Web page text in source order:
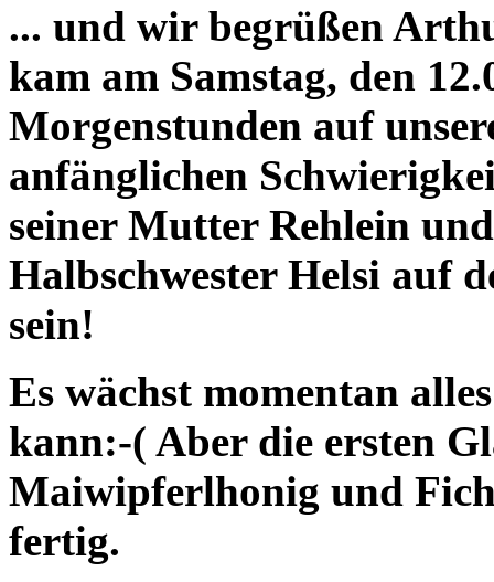
... und wir begrüßen
kam am Samstag, den
Morgenstunden auf
anfänglichen
seiner Mutter Rehlein
Halbschwester Helsi auf
sein!
Es wächst momentan
kann:-( Aber die ersten
Maiwipferlhonig und
fertig.